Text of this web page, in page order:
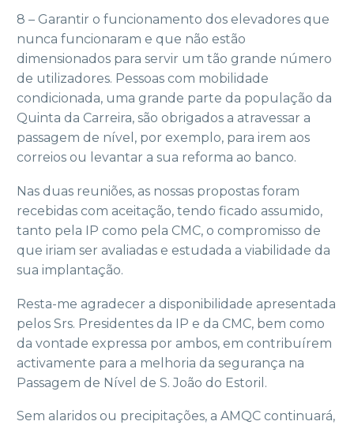
8 – Garantir o funcionamento dos elevadores que
nunca funcionaram e que não estão
dimensionados para servir um tão grande número
de utilizadores. Pessoas com mobilidade
condicionada, uma grande parte da população da
Quinta da Carreira, são obrigados a atravessar a
passagem de nível, por exemplo, para irem aos
correios ou levantar a sua reforma ao banco.
Nas duas reuniões, as nossas propostas foram
recebidas com aceitação, tendo ficado assumido,
tanto pela IP como pela CMC, o compromisso de
que iriam ser avaliadas e estudada a viabilidade da
sua implantação.
Resta-me agradecer a disponibilidade apresentada
pelos Srs. Presidentes da IP e da CMC, bem como
da vontade expressa por ambos, em contribuírem
activamente para a melhoria da segurança na
Passagem de Nível de S. João do Estoril.
Sem alaridos ou precipitações, a AMQC continuará,